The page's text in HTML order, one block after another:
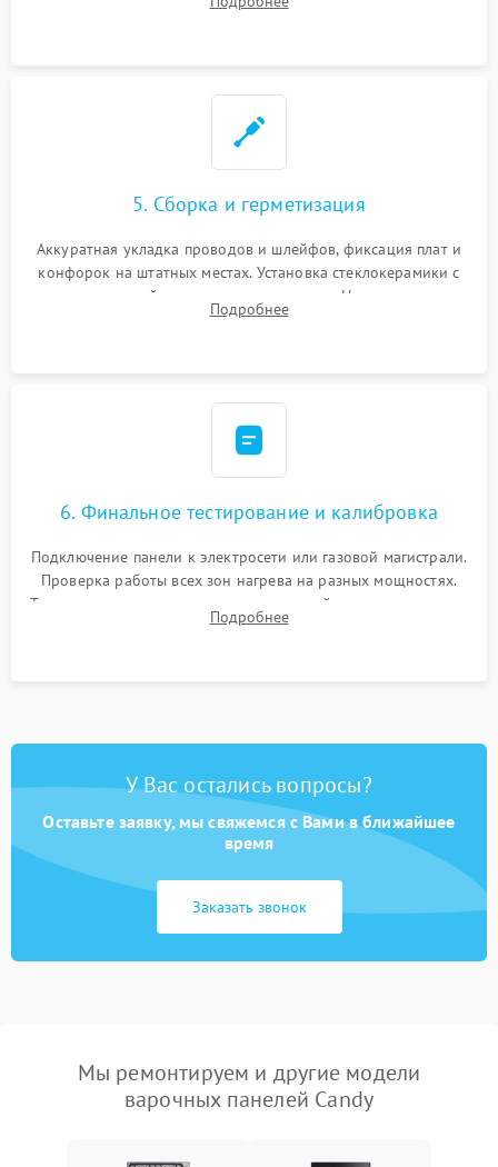
дорожек. Очистка контактов и замена поврежденной
5. Сборка и герметизация
Аккуратная укладка проводов и шлейфов, фиксация плат и
конфорок на штатных местах. Установка стеклокерамики с
проверкой равномерности зазоров. Нанесение
термостойкого герметика или укладка уплотнительной
Подробнее
6. Финальное тестирование и калибровка
Подключение панели к электросети или газовой магистрали.
Проверка работы всех зон нагрева на разных мощностях.
Тестирование сенсорного управления, таймера, индикаторов
остаточного тепла и систем защиты от перегрева.
Подробнее
У Вас остались вопросы?
Оставьте заявку, мы свяжемся с Вами в ближайшее
время
Заказать звонок
Мы ремонтируем и другие модели
варочных панелей Candy